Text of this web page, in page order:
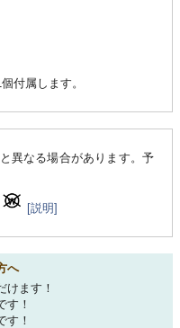
付属します。
異なる場合があります。予
[説明]
へ
けます！
す！
す！